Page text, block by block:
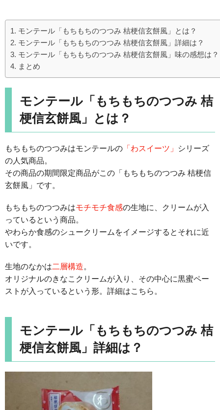
モンテール「もちもちのつつみ 桔梗信玄餅風」とは？
モンテール「もちもちのつつみ 桔梗信玄餅風」詳細は？
モンテール「もちもちのつつみ 桔梗信玄餅風」味の感想は？
まとめ
モンテール「もちもちのつつみ 桔
梗信玄餅風」とは？
もちもちのつつみはモンテールの 「わスイーツ」
シリーズ
の人気商品。
その商品の期間限定商品がこの「もちもちのつつみ 桔梗信
玄餅風」です。
もちもちのつつみはモチモチ食感の生地に、クリームが入
っているという商品。
やわらか食感のシュークリームをイメージするとそれに近
いです。
生地のなかは二層構造。
オリジナルのきなこクリームが入り、その中心に黒蜜ペー
ストが入っているという形。詳細はこちら。
モンテール「もちもちのつつみ 桔
梗信玄餅風」詳細は？